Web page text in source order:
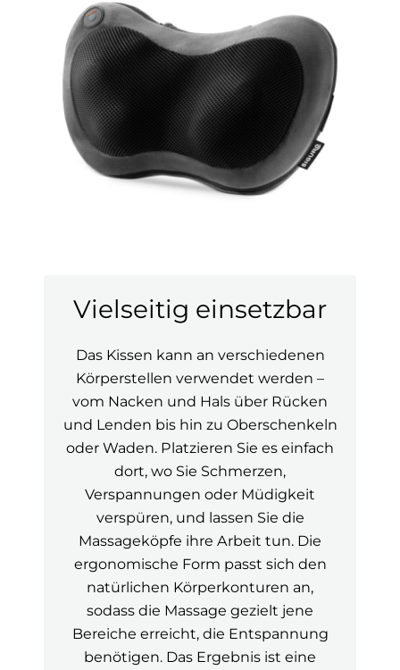
Vielseitig einsetzbar
Das Kissen kann an verschiedenen
Körperstellen verwendet werden –
vom Nacken und Hals über Rücken
und Lenden bis hin zu Oberschenkeln
oder Waden. Platzieren Sie es einfach
dort, wo Sie Schmerzen,
Verspannungen oder Müdigkeit
verspüren, und lassen Sie die
Massageköpfe ihre Arbeit tun. Die
ergonomische Form passt sich den
natürlichen Körperkonturen an,
sodass die Massage gezielt jene
Bereiche erreicht, die Entspannung
benötigen. Das Ergebnis ist eine